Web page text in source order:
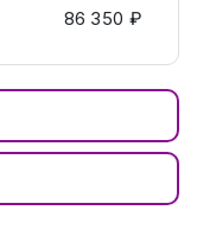
86 350 ₽